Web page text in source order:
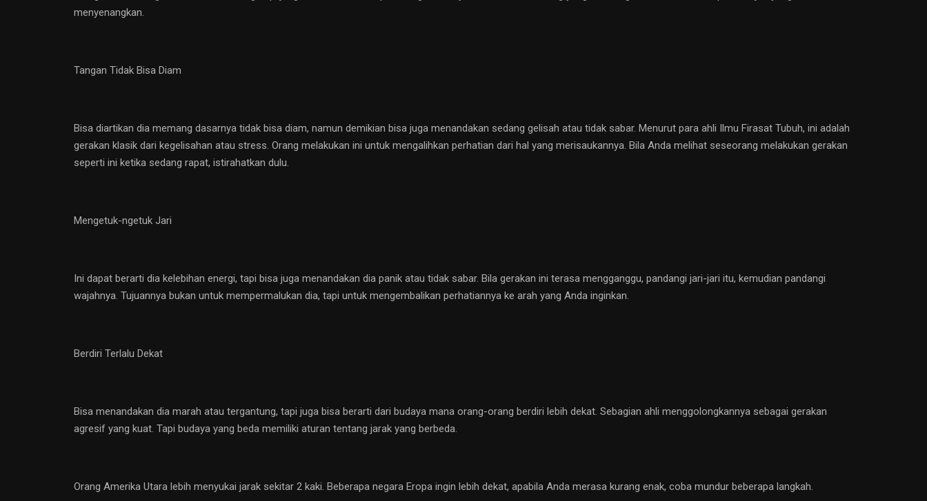
menyenangkan.
Tangan Tidak Bisa Diam
Bisa diartikan dia memang dasarnya tidak bisa diam, namun demikian bisa juga menandakan sedang gelisah atau tidak sabar. Menurut para ahli Ilmu Firasat Tubuh, ini adalah
gerakan klasik dari kegelisahan atau stress. Orang melakukan ini untuk mengalihkan perhatian dari hal yang merisaukannya. Bila Anda melihat seseorang melakukan gerakan
seperti ini ketika sedang rapat, istirahatkan dulu.
Mengetuk-ngetuk Jari
Ini dapat berarti dia kelebihan energi, tapi bisa juga menandakan dia panik atau tidak sabar. Bila gerakan ini terasa mengganggu, pandangi jari-jari itu, kemudian pandangi
wajahnya. Tujuannya bukan untuk mempermalukan dia, tapi untuk mengembalikan perhatiannya ke arah yang Anda inginkan.
Berdiri Terlalu Dekat
Bisa menandakan dia marah atau tergantung, tapi juga bisa berarti dari budaya mana orang-orang berdiri lebih dekat. Sebagian ahli menggolongkannya sebagai gerakan
agresif yang kuat. Tapi budaya yang beda memiliki aturan tentang jarak yang berbeda.
Orang Amerika Utara lebih menyukai jarak sekitar 2 kaki. Beberapa negara Eropa ingin lebih dekat, apabila Anda merasa kurang enak, coba mundur beberapa langkah.